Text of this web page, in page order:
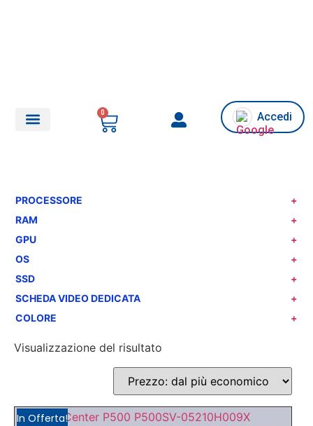
0 Accedi
PROCESSORE
+
RAM
+
GPU
+
OS
+
SSD
+
SCHEDA VIDEO DEDICATA
+
COLORE
+
Visualizzazione del risultato
In Offerta!